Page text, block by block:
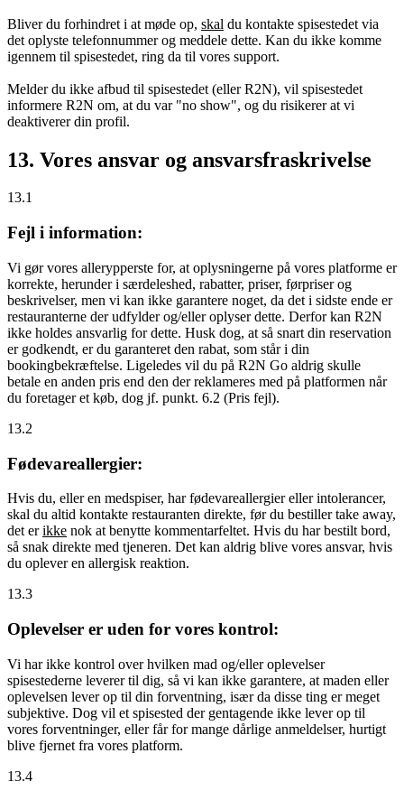
Bliver du forhindret i at møde op, skal du kontakte spisestedet via
det oplyste telefonnummer og meddele dette. Kan du ikke komme
igennem til spisestedet, ring da til vores support.
Melder du ikke afbud til spisestedet (eller R2N), vil spisestedet
informere R2N om, at du var "no show", og du risikerer at vi
deaktiverer din profil.
13. Vores ansvar og ansvarsfraskrivelse
13.1
Fejl i information:
Vi gør vores allerypperste for, at oplysningerne på vores platforme er
korrekte, herunder i særdeleshed, rabatter, priser, førpriser og
beskrivelser, men vi kan ikke garantere noget, da det i sidste ende er
restauranterne der udfylder og/eller oplyser dette. Derfor kan R2N
ikke holdes ansvarlig for dette. Husk dog, at så snart din reservation
er godkendt, er du garanteret den rabat, som står i din
bookingbekræftelse. Ligeledes vil du på R2N Go aldrig skulle
betale en anden pris end den der reklameres med på platformen når
du foretager et køb, dog jf. punkt. 6.2 (Pris fejl).
13.2
Fødevareallergier:
Hvis du, eller en medspiser, har fødevareallergier eller intolerancer,
skal du altid kontakte restauranten direkte, før du bestiller take away,
det erikke nok at benytte kommentarfeltet. Hvis du har bestilt bord,
så snak direkte med tjeneren. Det kan aldrig blive vores ansvar, hvis
du oplever en allergisk reaktion.
13.3
Oplevelser er uden for vores kontrol:
Vi har ikke kontrol over hvilken mad og/eller oplevelser
spisestederne leverer til dig, så vi kan ikke garantere, at maden eller
oplevelsen lever op til din forventning, især da disse ting er meget
subjektive. Dog vil et spisested der gentagende ikke lever op til
vores forventninger, eller får for mange dårlige anmeldelser, hurtigt
blive fjernet fra vores platform.
13.4